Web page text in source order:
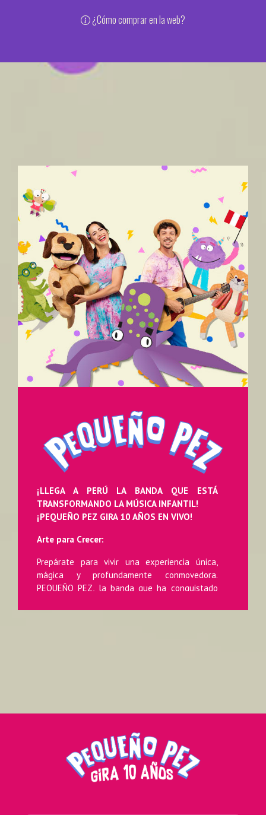
¿Cómo comprar en la web?
¡LLEGA A PERÚ LA BANDA QUE ESTÁ
TRANSFORMANDO LA MÚSICA INFANTIL!
¡PEQUEÑO PEZ GIRA 10 AÑOS EN VIVO!
Arte para Crecer:
Prepárate para vivir una experiencia única,
mágica y profundamente conmovedora.
PEQUEÑO PEZ, la banda que ha conquistado
Latinoamérica, llega por primera vez a PERÚ
infantil con 10 años de trayectoria, liderada
la escena musical para las infancias con
canciones que conectan, educan y emocionan.
Acaban de cerrar su gira por toda Argentina
con un show a sala llena en el mítico GRAN